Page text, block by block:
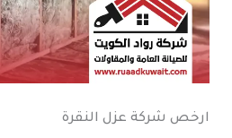
ارخص شركة عزل النقرة